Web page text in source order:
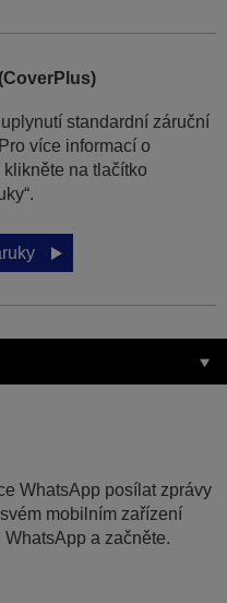
standardní záruční
více informací o
na tlačítko
WhatsApp posílat zprávy
mobilním zařízení
a začněte.